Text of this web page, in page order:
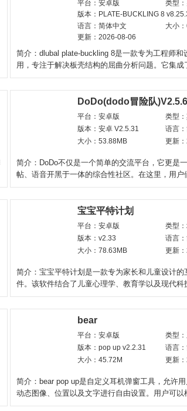
平台：安卓版
类型
版本：PLATE-BUCKLING 8
语言：简体中文
大小
更新：2026-08-06
简介：dlubal plate-buckling 8是一款专为工程师和
用，专注于解决板壳结构的屈曲分析问题。它集
法和丰富的
DoDo(dodo冒险队)V2.5.6
平台：安卓版
类型
版本：安卓 V2.5.31
语言
大小：53.88MB
更新
简介：DoDo不仅是一个简单的交流平台，它更是
帖、语音开黑于一体的综合性社区。在这里，用户
己的超级群，享受多频
宝宝平特计划
平台：安卓版
类型
版本：v2.33
语言
大小：78.63MB
更新
简介：宝宝平特计划是一款专为家长和儿童设计的
件。该软件结合了儿童心理学、教育学以及现代科
一个安全、有趣且
bear
平台：安卓版
类型
版本：pop up v2.2.31
语言
大小：45.72M
更新
简介：bear pop up是自定义耳机弹窗工具，允许
动态图像、位置以及文字进行自由设置。用户可以
松打造出个性化